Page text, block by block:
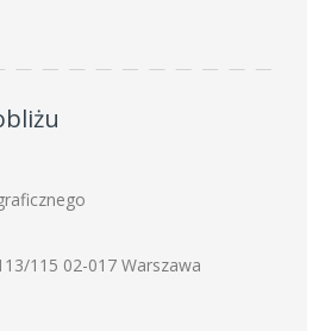
115 02-017 Warszawa